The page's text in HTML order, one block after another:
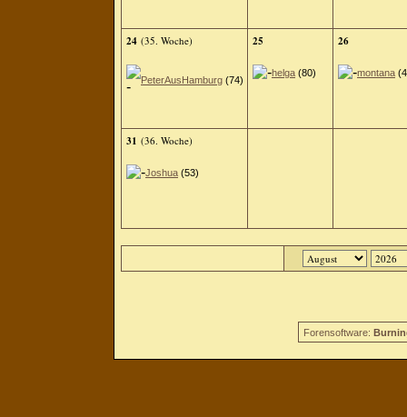
24 (35. Woche)
PeterAusHamburg (74)
25
helga (80)
26
montana
31 (36. Woche)
Joshua (53)
Forensoftware: